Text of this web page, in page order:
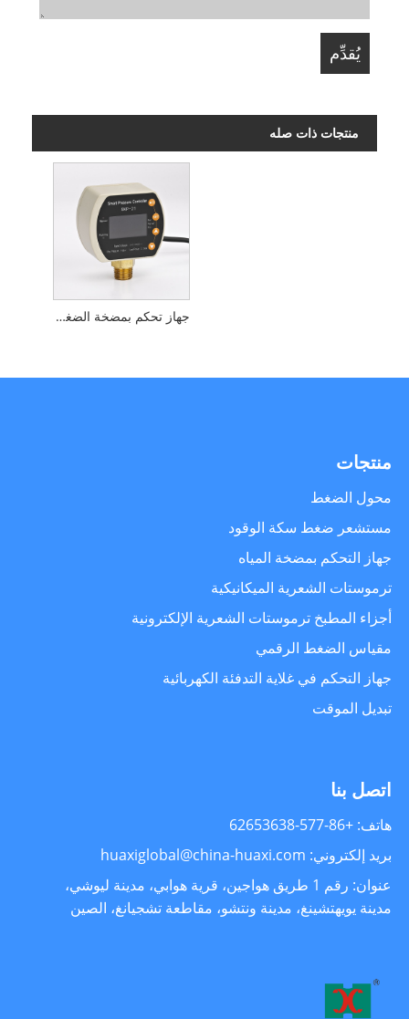
منتجات ذات صله
جهاز تحكم بمضخة الضغط قابل للتعديل
منتجات
محول الضغط
مستشعر ضغط سكة الوقود
جهاز التحكم بمضخة المياه
ترموستات الشعرية الميكانيكية
أجزاء المطبخ ترموستات الشعرية الإلكترونية
مقياس الضغط الرقمي
جهاز التحكم في غلاية التدفئة الكهربائية
تبديل الموقت
اتصل بنا
هاتف: +86-577-62653638
بريد إلكتروني: huaxiglobal@china-huaxi.com
عنوان: رقم 1 طريق هواجين، قرية هوابي، مدينة ليوشي،
مدينة يويهتشينغ، مدينة ونتشو، مقاطعة تشجيانغ، الصين